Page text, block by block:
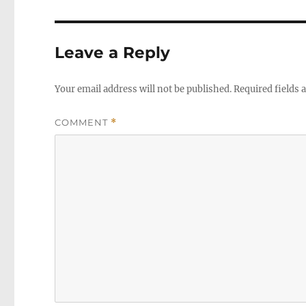
Leave a Reply
Your email address will not be published.Required fields
COMMENT *